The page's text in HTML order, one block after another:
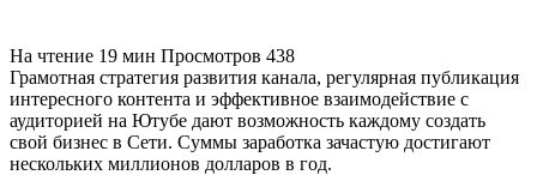
На чтение 19 мин Просмотров 438
Грамотная стратегия развития канала, регулярная публикация
интересного контента и эффективное взаимодействие с
аудиторией на Ютубе дают возможность каждому создать
свой бизнес в Сети. Суммы заработка зачастую достигают
нескольких миллионов долларов в год.